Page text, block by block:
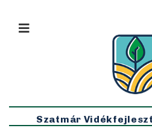
Legfrissebb
Szatmár